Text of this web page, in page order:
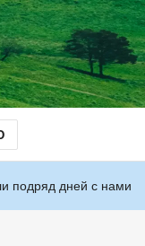
подряд дней с нами